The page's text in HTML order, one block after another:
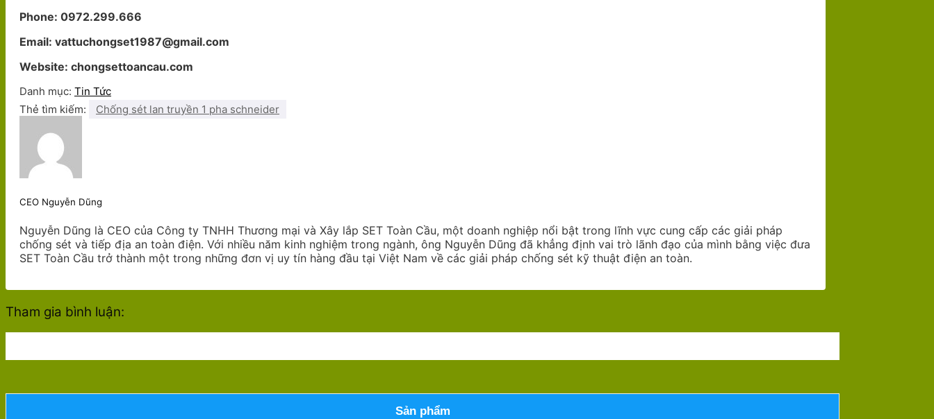
Phone: 0972.299.666
Email: vattuchongset1987@gmail.com
Website: chongsettoancau.com
Danh mục: Tin Tức
Thẻ tìm kiếm:
Chống sét lan truyền 1 pha schneider
CEO Nguyễn Dũng
Nguyễn Dũng là CEO của Công ty TNHH Thương mại và Xây lắp SET Toàn Cầu, một doanh nghiệp nổi bật trong lĩnh vực cung cấp các giải pháp
chống sét và tiếp địa an toàn điện. Với nhiều năm kinh nghiệm trong ngành, ông Nguyễn Dũng đã khẳng định vai trò lãnh đạo của mình bằng việc đưa
SET Toàn Cầu trở thành một trong những đơn vị uy tín hàng đầu tại Việt Nam về các giải pháp chống sét kỹ thuật điện an toàn.
Tham gia bình luận:
Sản phẩm